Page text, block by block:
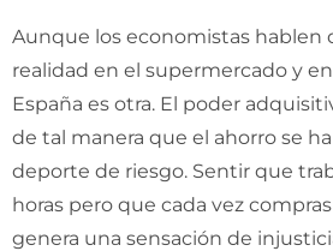
Aunque los economistas hablen
realidad en el supermercado y
España es otra. El poder
de tal manera que el ahorro se
deporte de riesgo. Sentir que
horas pero que cada vez
genera una sensación de